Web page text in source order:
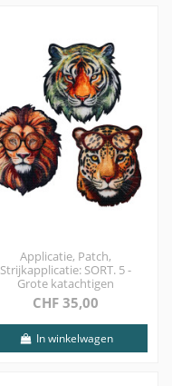
Applicatie, Patch,
Strijkapplicatie: SORT. 5 -
Grote katachtigen
CHF 35,00
In winkelwagen